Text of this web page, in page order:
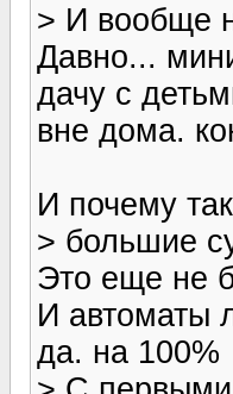
> И вообще
Давно...
дачу с
вне дома.
И почему
> большие
Это еще не
И автоматы
да. на 100%